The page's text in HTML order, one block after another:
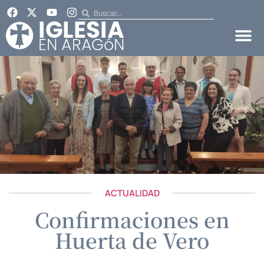
ACTUALIDAD
Confirmaciones en
Huerta de Vero